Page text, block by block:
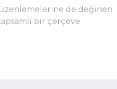
de değinen
bir çerçeve